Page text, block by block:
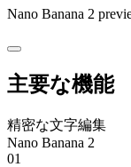
Nano Banana 2
主要な機能
精密な文字編集
Nano Banana 2
01